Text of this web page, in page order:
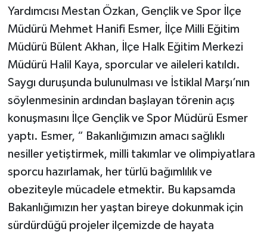
Yardımcısı Mestan Özkan, Gençlik ve Spor İlçe
Müdürü Mehmet Hanifi Esmer, İlçe Milli Eğitim
Müdürü Bülent Akhan, İlçe Halk Eğitim Merkezi
Müdürü Halil Kaya, sporcular ve aileleri katıldı.
Saygı duruşunda bulunulması ve İstiklal Marşı’nın
söylenmesinin ardından başlayan törenin açış
konuşmasını İlçe Gençlik ve Spor Müdürü Esmer
yaptı. Esmer, “ Bakanlığımızın amacı sağlıklı
nesiller yetiştirmek, milli takımlar ve olimpiyatlara
sporcu hazırlamak, her türlü bağımlılık ve
obeziteyle mücadele etmektir. Bu kapsamda
Bakanlığımızın her yaştan bireye dokunmak için
sürdürdüğü projeler ilçemizde de hayata